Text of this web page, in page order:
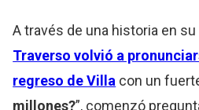
A través de una historia en
Traverso volvió a
regreso de Villa con un
millones?”, comenzó